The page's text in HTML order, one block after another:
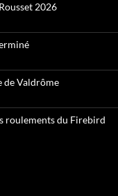
2026
de Valdrôme
roulements du Firebird